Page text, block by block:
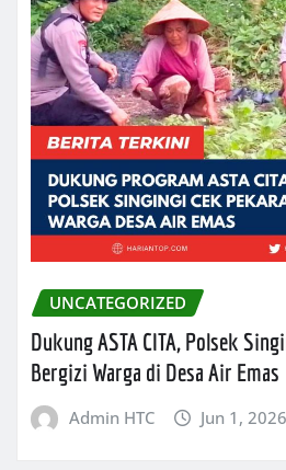
UNCATEGORIZED
Dukung ASTA CITA, Polsek
Bergizi Warga di Desa Air Emas
Admin HTC Jun 1, 2026